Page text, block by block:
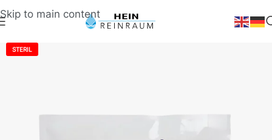
Skip to main content
STERIL